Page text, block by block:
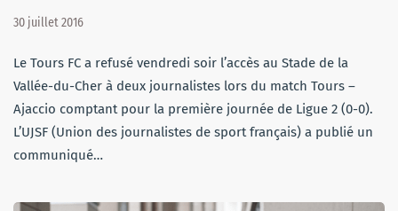
30 juillet 2016
Le Tours FC a refusé vendredi soir l’accès au Stade de la
Vallée-du-Cher à deux journalistes lors du match Tours –
Ajaccio comptant pour la première journée de Ligue 2 (0-0).
L’UJSF (Union des journalistes de sport français) a publié un
communiqué…